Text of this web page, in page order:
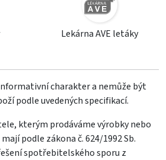
Lekárna AVE letáky
charakter a nemůže být
podle uvedených specifikací.
kterým prodáváme výrobky nebo
podle zákona č. 624/1992 Sb.
spotřebitelského sporu z